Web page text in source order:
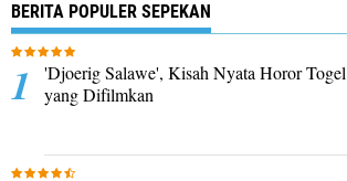
BERITA POPULER SEPEKAN
'Djoerig Salawe', Kisah Nyata Horor Togel
yang Difilmkan